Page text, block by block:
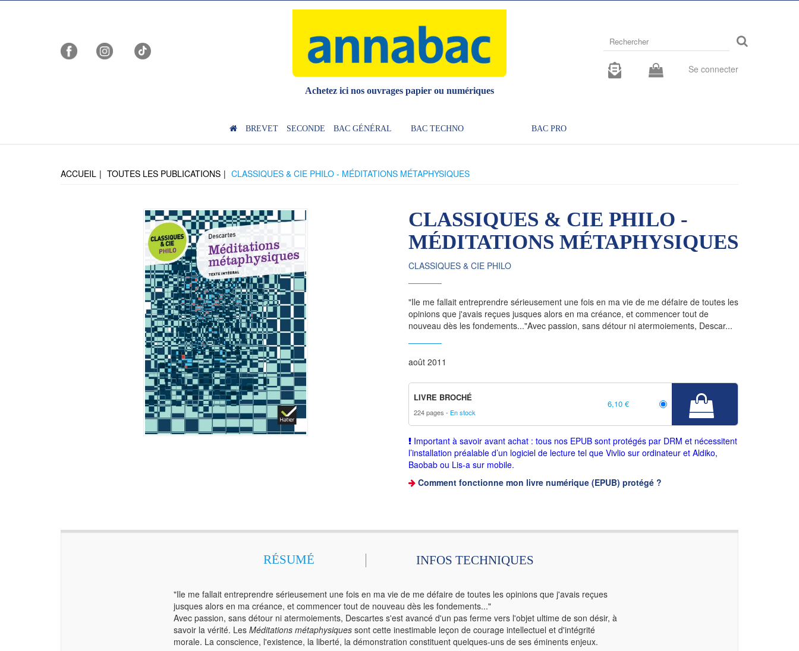
Achetez ici nos ouvrages papier ou numériques
le
site
Se connecter
BREVET SECONDE BAC GÉNÉRAL BAC TECHNO BAC PRO
ACCUEIL TOUTES LES PUBLICATIONS CLASSIQUES & CIE PHILO - MÉDITATIONS MÉTAPHYSIQUES
CLASSIQUES & CIE PHILO -
MÉDITATIONS MÉTAPHYSIQUES
CLASSIQUES & CIE PHILO
"Ile me fallait entreprendre sérieusement une fois en ma vie de me défaire de toutes les
opinions que j'avais reçues jusques alors en ma créance, et commencer tout de
nouveau dès les fondements..."Avec passion, sans détour ni atermoiements, Descar...
août 2011
LIVRE BROCHÉ
224 pages En stock
6,10 €
Important à savoir avant achat : tous nos EPUB sont protégés par DRM et nécessitent
l’installation préalable d’un logiciel de lecture tel que Vivlio sur ordinateur et Aldiko,
Baobab ou Lis-a sur mobile.
Comment fonctionne mon livre numérique (EPUB) protégé ?
RÉSUMÉ INFOS TECHNIQUES
"Ile me fallait entreprendre sérieusement une fois en ma vie de me défaire de toutes les opinions que j'avais reçues
jusques alors en ma créance, et commencer tout de nouveau dès les fondements..."
Avec passion, sans détour ni atermoiements, Descartes s'est avancé d'un pas ferme vers l'objet ultime de son désir, à
savoir la vérité. Les Méditations métaphysiques sont cette inestimable leçon de courage intellectuel et d'intégrité
morale. La conscience, l'existence, la liberté, la démonstration constituent quelques-uns de ses éminents enjeux.